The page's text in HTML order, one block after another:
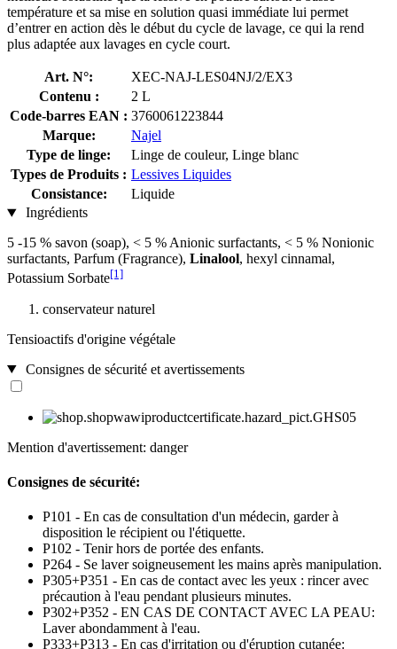
température et sa mise en solution quasi immédiate lui permet
d’entrer en action dès le début du cycle de lavage, ce qui la rend
plus adaptée aux lavages en cycle court.
Art. N°:
XEC-NAJ-LES04NJ/2/EX3
Contenu :
2 L
Code-barres EAN : 3760061223844
Marque:
Najel
Type de linge:
Linge de couleur, Linge blanc
Types de Produits : Lessives Liquides
Consistance:
Liquide
Ingrédients
5 -15 % savon (soap), < 5 % Anionic surfactants, < 5 % Nonionic
surfactants, Parfum (Fragrance), Linalool, hexyl cinnamal,
Potassium Sorbate[1]
conservateur naturel
Tensioactifs d'origine végétale
Consignes de sécurité et avertissements
Mention d'avertissement: danger
Consignes de sécurité:
P101 - En cas de consultation d'un médecin, garder à
disposition le récipient ou l'étiquette.
P102 - Tenir hors de portée des enfants.
P264 - Se laver soigneusement les mains après manipulation.
P305+P351 - En cas de contact avec les yeux : rincer avec
précaution à l'eau pendant plusieurs minutes.
P302+P352 - EN CAS DE CONTACT AVEC LA PEAU:
Laver abondamment à l'eau.
P333+P313 - En cas d'irritation ou d'éruption cutanée: